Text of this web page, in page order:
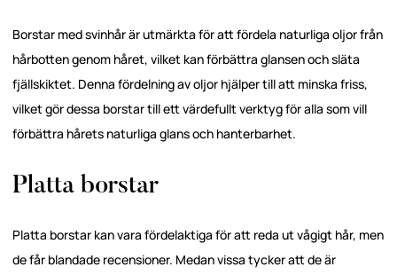
Borstar med svinhår är utmärkta för att fördela naturliga oljor från
hårbotten genom håret, vilket kan förbättra glansen och släta
fjällskiktet. Denna fördelning av oljor hjälper till att minska friss,
vilket gör dessa borstar till ett värdefullt verktyg för alla som vill
förbättra hårets naturliga glans och hanterbarhet.
Platta borstar
Platta borstar kan vara fördelaktiga för att reda ut vågigt hår, men
de får blandade recensioner. Medan vissa tycker att de är